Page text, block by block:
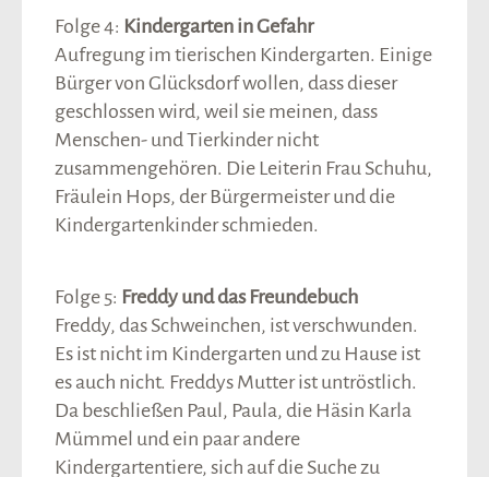
Folge 4: Kindergarten in Gefahr
Aufregung im tierischen Kindergarten. Einige
Bürger von Glücksdorf wollen, dass dieser
geschlossen wird, weil sie meinen, dass
Menschen- und Tierkinder nicht
zusammengehören. Die Leiterin Frau Schuhu,
Fräulein Hops, der Bürgermeister und die
Kindergartenkinder schmieden.
Folge 5: Freddy und das Freundebuch
Freddy, das Schweinchen, ist verschwunden.
Es ist nicht im Kindergarten und zu Hause ist
es auch nicht. Freddys Mutter ist untröstlich.
Da beschließen Paul, Paula, die Häsin Karla
Mümmel und ein paar andere
Kindergartentiere, sich auf die Suche zu